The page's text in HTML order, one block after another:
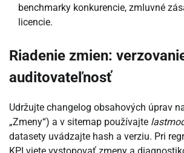
benchmarky konkurencie, zmluvné
licencie.
Riadenie zmien:
auditovateľnosť
Udržujte changelog obsahových úprav
„Zmeny“) a v sitemap používajte
datasety uvádzajte hash a verziu. Pri